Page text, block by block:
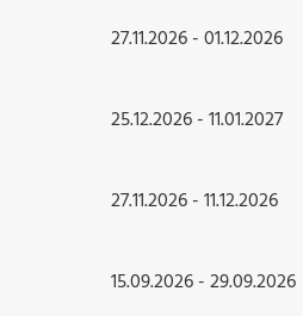
27.11.2026 - 01.12.2026
25.12.2026 - 11.01.2027
27.11.2026 - 11.12.2026
15.09.2026 - 29.09.2026